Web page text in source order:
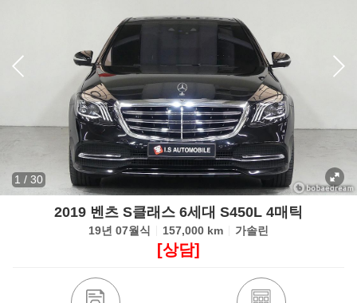
1 / 30
2019 벤츠 S클래스 6세대 S450L 4매틱
19년 07월식 157,000 km 가솔린
[상담]